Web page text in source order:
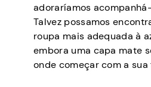
adoraríamos
Talvez possamos
roupa mais adequada à
embora uma capa mate
onde começar com a